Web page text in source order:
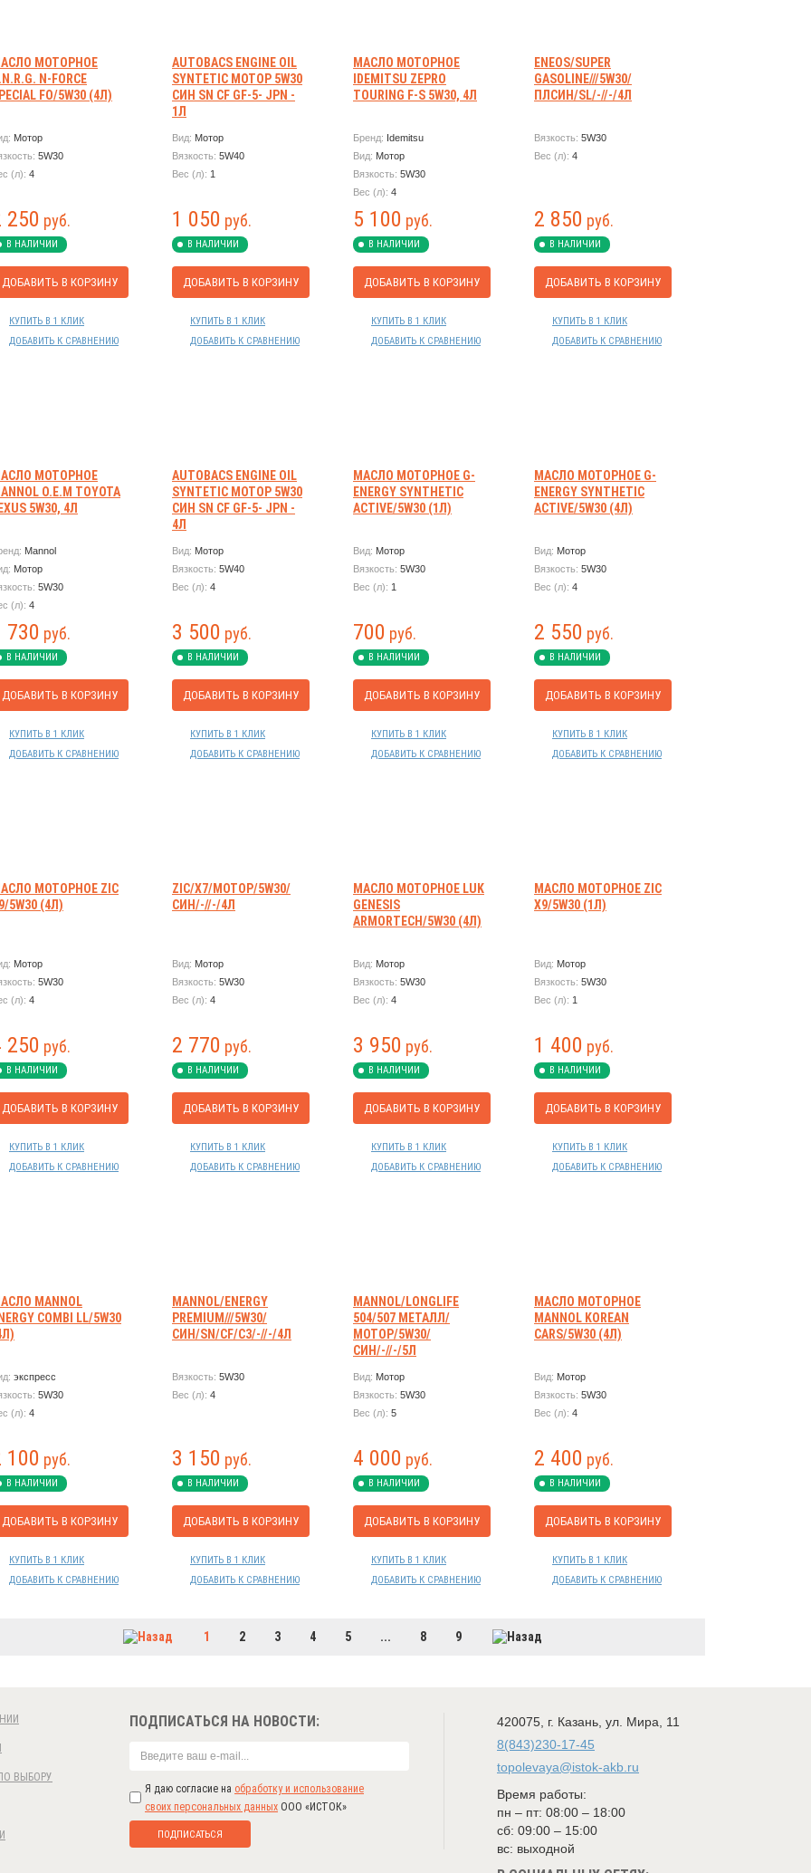
МОТОРНОЕ
N-FORCE
FO/5W30 (4Л)
Мотор
5W30
(л): 4
250 руб.
В НАЛИЧИИ
ДОБАВИТЬ В КОРЗИНУ
КУПИТЬ В 1 КЛИК
ДОБАВИТЬ К СРАВНЕНИЮ
AUTOBACS ENGINE OIL
SYNTETIC МОТОР 5W30
СИН SN CF GF-5- JPN -
1Л
Вид: Мотор
Вязкость: 5W40
Вес (л): 1
1 050 руб.
В НАЛИЧИИ
ДОБАВИТЬ В КОРЗИНУ
КУПИТЬ В 1 КЛИК
ДОБАВИТЬ К СРАВНЕНИЮ
МАСЛО МОТОРНОЕ
IDEMITSU ZEPRO
TOURING F-S 5W30, 4Л
Бренд: Idemitsu
Вид: Мотор
Вязкость: 5W30
Вес (л): 4
5 100 руб.
В НАЛИЧИИ
ДОБАВИТЬ В КОРЗИНУ
КУПИТЬ В 1 КЛИК
ДОБАВИТЬ К СРАВНЕНИЮ
ENEOS/SUPER
GASOLINE///5W30/
ПЛСИН/SL/-//-/4Л
Вязкость: 5W30
Вес (л): 4
2 850 руб.
В НАЛИЧИИ
ДОБАВИТЬ В КОРЗИНУ
КУПИТЬ В 1 КЛИК
ДОБАВИТЬ К СРАВНЕНИЮ
МОТОРНОЕ
O.E.M TOYOTA
5W30, 4Л
Mannol
Мотор
5W30
(л): 4
730 руб.
В НАЛИЧИИ
ДОБАВИТЬ В КОРЗИНУ
КУПИТЬ В 1 КЛИК
ДОБАВИТЬ К СРАВНЕНИЮ
AUTOBACS ENGINE OIL
SYNTETIC МОТОР 5W30
СИН SN CF GF-5- JPN -
4Л
Вид: Мотор
Вязкость: 5W40
Вес (л): 4
3 500 руб.
В НАЛИЧИИ
ДОБАВИТЬ В КОРЗИНУ
КУПИТЬ В 1 КЛИК
ДОБАВИТЬ К СРАВНЕНИЮ
МАСЛО МОТОРНОЕ G-
ENERGY SYNTHETIC
ACTIVE/5W30 (1Л)
Вид: Мотор
Вязкость: 5W30
Вес (л): 1
700 руб.
В НАЛИЧИИ
ДОБАВИТЬ В КОРЗИНУ
КУПИТЬ В 1 КЛИК
ДОБАВИТЬ К СРАВНЕНИЮ
МАСЛО МОТОРНОЕ G-
ENERGY SYNTHETIC
ACTIVE/5W30 (4Л)
Вид: Мотор
Вязкость: 5W30
Вес (л): 4
2 550 руб.
В НАЛИЧИИ
ДОБАВИТЬ В КОРЗИНУ
КУПИТЬ В 1 КЛИК
ДОБАВИТЬ К СРАВНЕНИЮ
МОТОРНОЕ ZIC
5W30 (4Л)
Мотор
5W30
(л): 4
250 руб.
В НАЛИЧИИ
ДОБАВИТЬ В КОРЗИНУ
КУПИТЬ В 1 КЛИК
ДОБАВИТЬ К СРАВНЕНИЮ
ZIC/X7/МОТОР/5W30/
СИН/-//-/4Л
Вид: Мотор
Вязкость: 5W30
Вес (л): 4
2 770 руб.
В НАЛИЧИИ
ДОБАВИТЬ В КОРЗИНУ
КУПИТЬ В 1 КЛИК
ДОБАВИТЬ К СРАВНЕНИЮ
МАСЛО МОТОРНОЕ LUK
GENESIS
ARMORTECH/5W30 (4Л)
Вид: Мотор
Вязкость: 5W30
Вес (л): 4
3 950 руб.
В НАЛИЧИИ
ДОБАВИТЬ В КОРЗИНУ
КУПИТЬ В 1 КЛИК
ДОБАВИТЬ К СРАВНЕНИЮ
МАСЛО МОТОРНОЕ ZIC
X9/5W30 (1Л)
Вид: Мотор
Вязкость: 5W30
Вес (л): 1
1 400 руб.
В НАЛИЧИИ
ДОБАВИТЬ В КОРЗИНУ
КУПИТЬ В 1 КЛИК
ДОБАВИТЬ К СРАВНЕНИЮ
MANNOL
COMBI LL/5W30
экспресс
5W30
(л): 4
100 руб.
В НАЛИЧИИ
ДОБАВИТЬ В КОРЗИНУ
КУПИТЬ В 1 КЛИК
ДОБАВИТЬ К СРАВНЕНИЮ
MANNOL/ENERGY
РREMIUM///5W30/
СИН/SN/CF/C3/-//-/4Л
Вязкость: 5W30
Вес (л): 4
3 150 руб.
В НАЛИЧИИ
ДОБАВИТЬ В КОРЗИНУ
КУПИТЬ В 1 КЛИК
ДОБАВИТЬ К СРАВНЕНИЮ
MANNOL/LONGLIFE
504/507 МЕТАЛЛ/
МОТОР/5W30/
СИН/-//-/5Л
Вид: Мотор
Вязкость: 5W30
Вес (л): 5
4 000 руб.
В НАЛИЧИИ
ДОБАВИТЬ В КОРЗИНУ
КУПИТЬ В 1 КЛИК
ДОБАВИТЬ К СРАВНЕНИЮ
МАСЛО МОТОРНОЕ
MANNOL KOREAN
CARS/5W30 (4Л)
Вид: Мотор
Вязкость: 5W30
Вес (л): 4
2 400 руб.
В НАЛИЧИИ
ДОБАВИТЬ В КОРЗИНУ
КУПИТЬ В 1 КЛИК
ДОБАВИТЬ К СРАВНЕНИЮ
1 2 3 4 5 ... 8 9
ВЫБОРУ
ПОДПИСАТЬСЯ НА НОВОСТИ:
Я даю согласие на обработку и использование
своих персональных данных ООО «ИСТОК»
ПОДПИСАТЬСЯ
420075 г. Казань ул. Мира, 11
8(843)230-17-45
topolevaya@istok-akb.ru
Время работы:
пн – пт: 08:00 – 18:00
сб: 09:00 – 15:00
вс: выходной